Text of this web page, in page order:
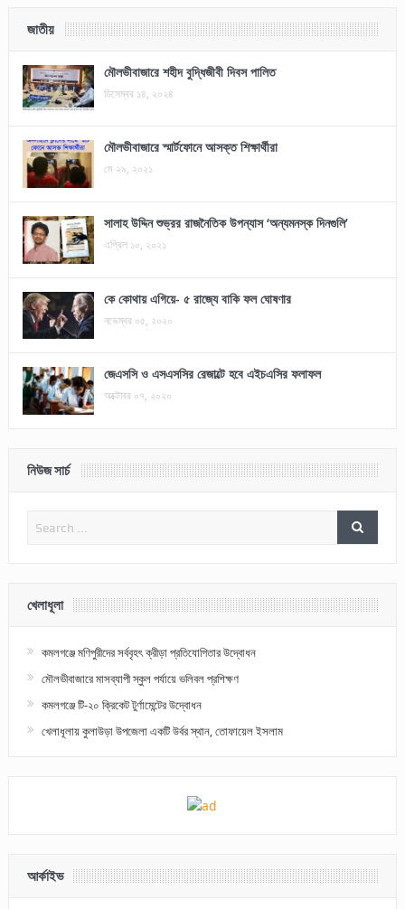
জাতীয়
মৌলভীবাজারে শহীদ বুদ্ধিজীবী দিবস পালিত
ডিসেম্বর ১৪, ২০২৪
মৌলভীবাজারে স্মার্টফোনে আসক্ত শিক্ষার্থীরা
মে ২৯, ২০২১
সালাহ উদ্দিন শুভ্রর রাজনৈতিক উপন্যাস ‘অন্যমনস্ক দিনগুলি’
এপ্রিল ১০, ২০২১
কে কোথায় এগিয়ে- ৫ রাজ্যে বাকি ফল ঘোষণার
নভেম্বর ০৫, ২০২০
জেএসসি ও এসএসসির রেজাল্টে হবে এইচএসির ফলাফল
অক্টোবর ০৭, ২০২০
নিউজ সার্চ
খেলাধূলা
কমলগঞ্জে মণিপুরীদের সর্ববৃহৎ ক্রীড়া প্রতিযোগিতার উদ্বোধন
মৌলভীবাজারে মাসব্যাপী স্কুল পর্যায়ে ভলিবল প্রশিক্ষণ
কমলগঞ্জে টি-২০ ক্রিকেট টুর্ণামেন্টের উদ্বোধন
খেলাধূলায় কুলাউড়া উপজেলা একটি উর্বর স্থান, তোফায়েল ইসলাম
আর্কাইভ